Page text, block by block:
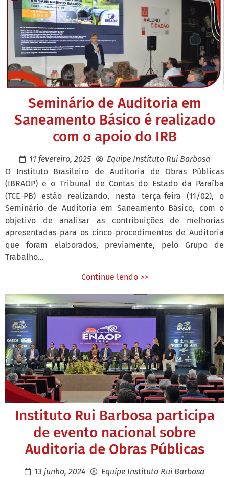
Seminário de Auditoria em
Saneamento Básico é realizado
com o apoio do IRB
11 fevereiro, 2025
Equipe Instituto Rui Barbosa
O Instituto Brasileiro de Auditoria de Obras Públicas
(IBRAOP) e o Tribunal de Contas do Estado da Paraíba
(TCE-PB) estão realizando, nesta terça-feira (11/02), o
Seminário de Auditoria em Saneamento Básico, com o
objetivo de analisar as contribuições de melhorias
apresentadas para os cinco procedimentos de Auditoria
que foram elaborados, previamente, pelo Grupo de
Trabalho...
Continue lendo >>
Instituto Rui Barbosa participa
de evento nacional sobre
Auditoria de Obras Públicas
13 junho, 2024
Equipe Instituto Rui Barbosa